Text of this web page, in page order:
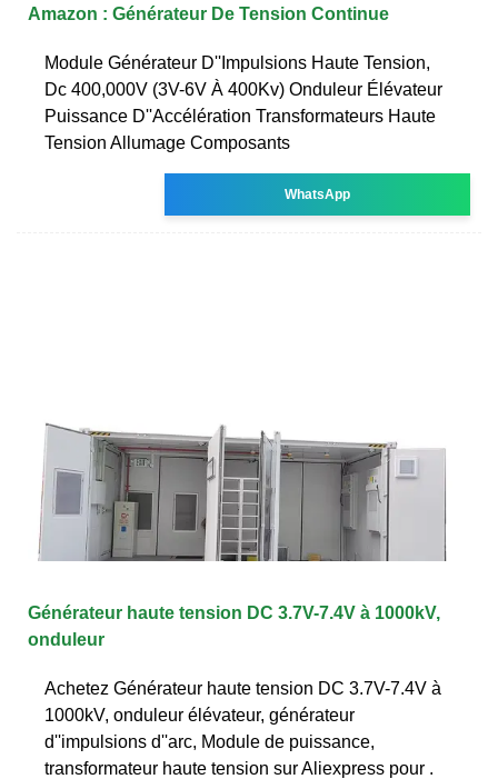
Amazon : Générateur De Tension Continue
Module Générateur D''Impulsions Haute Tension,
Dc 400,000V (3V-6V À 400Kv) Onduleur Élévateur
Puissance D''Accélération Transformateurs Haute
Tension Allumage Composants
WhatsApp
Générateur haute tension DC 3.7V-7.4V à 1000kV,
onduleur
Achetez Générateur haute tension DC 3.7V-7.4V à
1000kV, onduleur élévateur, générateur
d''impulsions d''arc, Module de puissance,
transformateur haute tension sur Aliexpress pour .